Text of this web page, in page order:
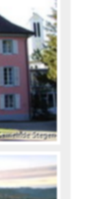
Stegen